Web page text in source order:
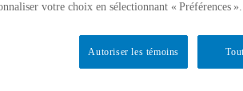
votre choix en sélectionnant « Préférences ».
Autoriser les témoins